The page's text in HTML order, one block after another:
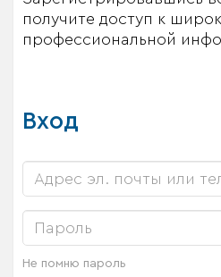
получите доступ к
профессиональной
Вход
Не помню пароль